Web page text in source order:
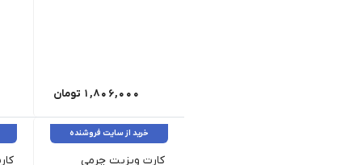
1,806,000 تومان
خرید از سایت فروشنده
کارت ویزیت چرمی